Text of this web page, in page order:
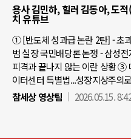
용사 김민하, 힐러 김동아, 도
치 유튜브
① [반도체 성과급 논란 2탄] - 초
범 실장 국민배당론 논쟁 - 삼성
피격과 끝나지 않는 이란 상황
이터센터 특별법...성장지상주의
참세상 영상팀
2026.05.15.